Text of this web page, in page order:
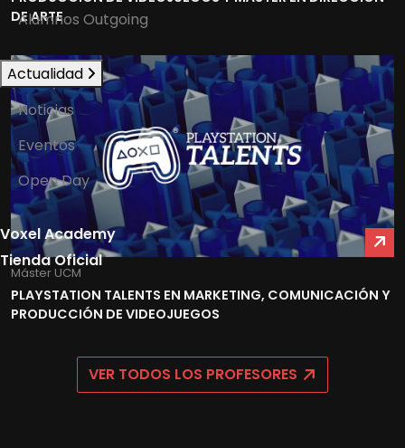
Alumnos Outgoing
Actualidad
Noticias
Eventos
Open Day
Voxel Academy
Tienda Oficial
DE ARTE
Máster UCM
PLAYSTATION TALENTS EN MARKETING, COMUNICACIÓN Y
PRODUCCIÓN DE VIDEOJUEGOS
VER TODOS LOS PROFESORES